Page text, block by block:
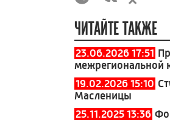
ЧИТАЙТЕ ТАКЖЕ
23.06.2026 17:51
межрегиональной
19.02.2026 15:10
Масленицы
25.11.2025 13:36